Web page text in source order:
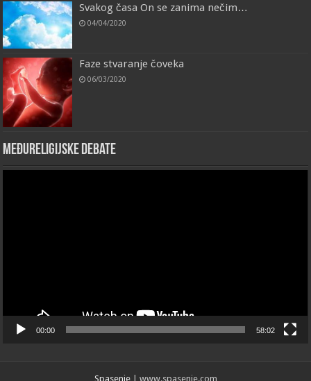
Svakog časa On se zanima nečim…
04/04/2020
Faze stvaranje čoveka
06/03/2020
Međureligijske debate
00:00 58:02
Spasenje| www.spasenje.com